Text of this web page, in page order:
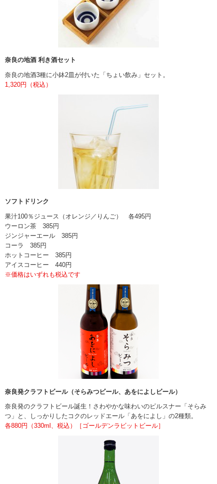
奈良の地酒 利き酒セット
奈良の地酒3種に小鉢2皿が付いた「ちょい飲み」セット。
1,320円（税込）
ソフトドリンク
果汁100％ジュース（オレンジ／りんご） 各495円
ウーロン茶 385円
ジンジャーエール 385円
コーラ 385円
ホットコーヒー 385円
アイスコーヒー 440円
※価格はいずれも税込です
奈良発クラフトビール（そらみつビール、あをによしビール）
奈良発のクラフトビール誕生！さわやかな味わいのピルスナー「そらみ
つ」と、しっかりしたコクのレッドエール「あをによし」の2種類。
各880円（330ml、税込）［ゴールデンラビットビール］